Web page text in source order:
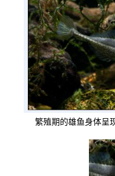
繁殖期的雄鱼身体呈